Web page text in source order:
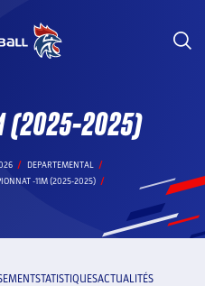
(2025-2025)
DEPARTEMENTAL
-11M (2025-2025)
STATISTIQUESACTUALITÉS